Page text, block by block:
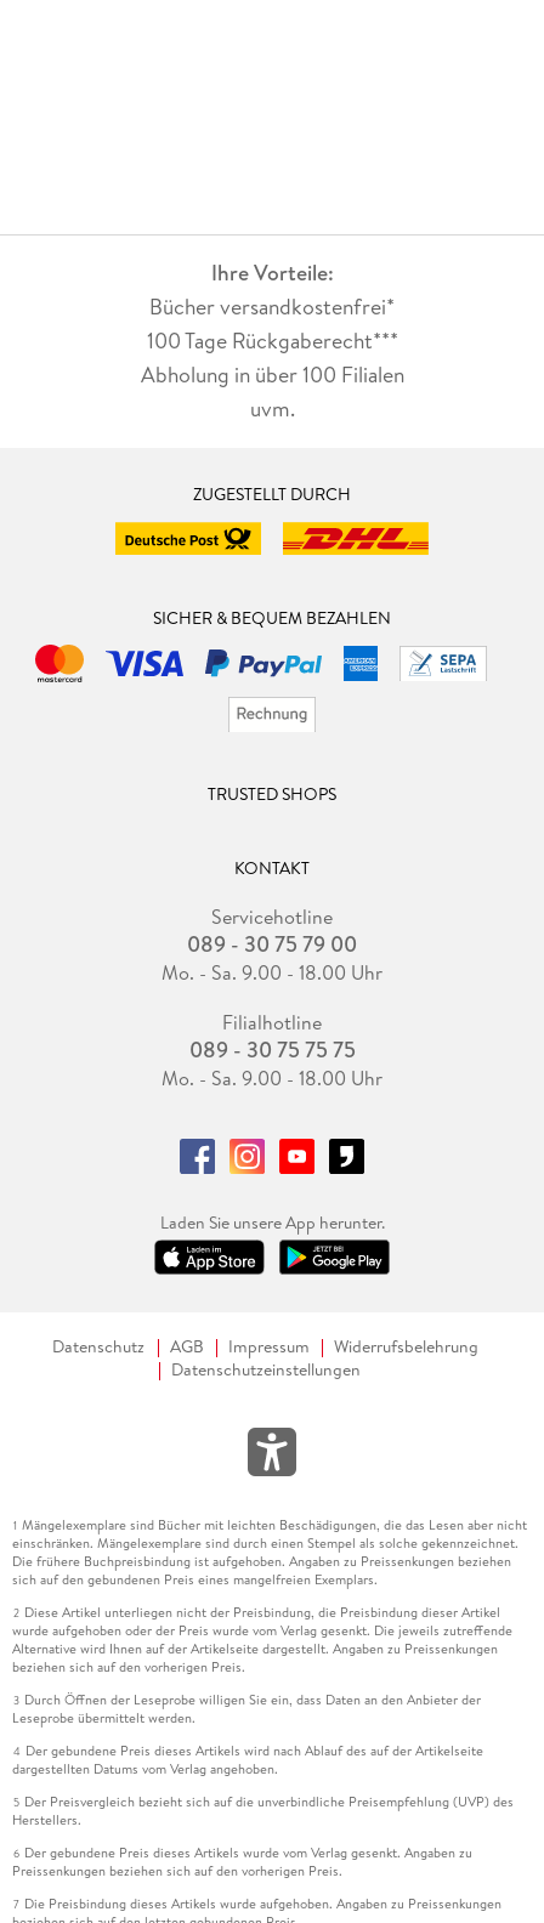
Ihre Vorteile:
Bücher versandkostenfrei*
100 Tage Rückgaberecht***
Abholung in über 100 Filialen
uvm.
ZUGESTELLT DURCH
SICHER & BEQUEM BEZAHLEN
TRUSTED SHOPS
KONTAKT
Servicehotline
089 - 30 75 79 00
Mo. - Sa. 9.00 - 18.00 Uhr
Filialhotline
089 - 30 75 75 75
Mo. - Sa. 9.00 - 18.00 Uhr
Laden Sie unsere App herunter.
Datenschutz AGB Impressum
Widerrufsbelehrung
Datenschutzeinstellungen
1 Mängelexemplare sind Bücher mit leichten Beschädigungen, die das Lesen aber nicht
einschränken. Mängelexemplare sind durch einen Stempel als solche gekennzeichnet.
Die frühere Buchpreisbindung ist aufgehoben. Angaben zu Preissenkungen beziehen
sich auf den gebundenen Preis eines mangelfreien Exemplars.
2 Diese Artikel unterliegen nicht der Preisbindung, die Preisbindung dieser Artikel
wurde aufgehoben oder der Preis wurde vom Verlag gesenkt. Die jeweils zutreffende
Alternative wird Ihnen auf der Artikelseite dargestellt. Angaben zu Preissenkungen
beziehen sich auf den vorherigen Preis.
3 Durch Öffnen der Leseprobe willigen Sie ein, dass Daten an den Anbieter der
Leseprobe übermittelt werden.
4 Der gebundene Preis dieses Artikels wird nach Ablauf des auf der Artikelseite
dargestellten Datums vom Verlag angehoben.
5 Der Preisvergleich bezieht sich auf die unverbindliche Preisempfehlung (UVP) des
Herstellers.
6 Der gebundene Preis dieses Artikels wurde vom Verlag gesenkt. Angaben zu
Preissenkungen beziehen sich auf den vorherigen Preis.
7 Die Preisbindung dieses Artikels wurde aufgehoben. Angaben zu Preissenkungen